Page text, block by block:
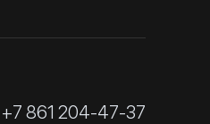
+7 861 204-47-37